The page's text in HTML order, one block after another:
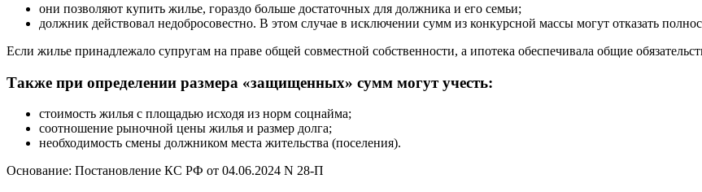
они позволяют купить жилье, гораздо больше достаточных для должника и его семьи;
должник действовал недобросовестно. В этом случае в исключении сумм из конкурсной массы могут отказать
Если жилье принадлежало супругам на праве общей совместной собственности, а ипотека обеспечивала общие
Также при определении размера «защищенных» сумм могут учесть:
стоимость жилья с площадью исходя из норм соцнайма;
соотношение рыночной цены жилья и размер долга;
необходимость смены должником места жительства (поселения).
Основание: Постановление КС РФ от 04.06.2024 N 28-П